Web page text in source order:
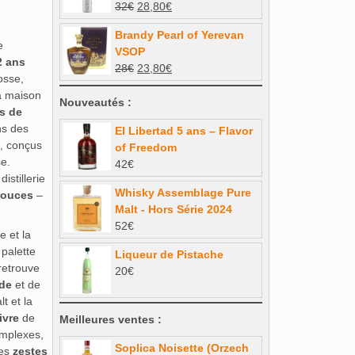
ans
maison
de
des
, conçus
–
et la
et de
et la
de
zestes
99€. 84,15€.
32€ Le
prix
initial
était :
32€.
28,80€Le
prix
actuel
28,80€.
Brandy Pearl of Yerevan
VSOP
28€ Le
prix
était :
28€.
23,80€Le
prix
est :
23,80€.
Nouveautés :
El Libertad 5 ans – Flavor
of Freedom
42€
Whisky Assemblage Pure
Malt - Hors Série 2024
52€
Liqueur de Pistache
20€
Meilleures ventes :
Soplica Noisette (Orzech